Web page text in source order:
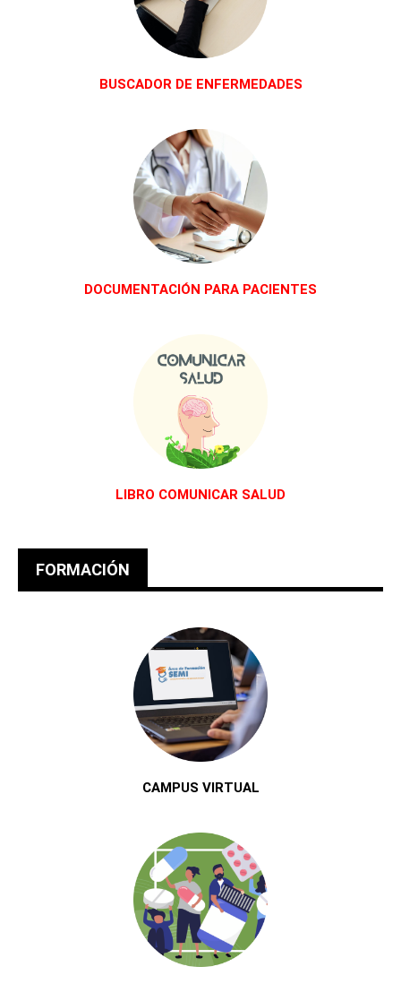
BUSCADOR DE ENFERMEDADES
DOCUMENTACIÓN PARA PACIENTES
LIBRO COMUNICAR SALUD
FORMACIÓN
CAMPUS VIRTUAL